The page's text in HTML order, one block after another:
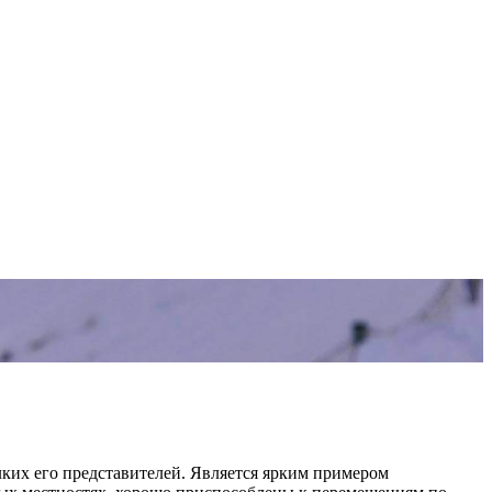
его представителей. Является ярким примером